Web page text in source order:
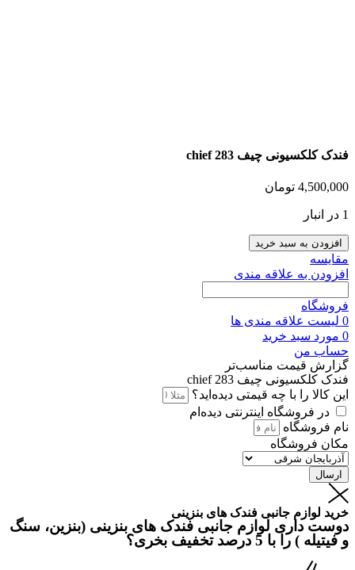
فندک کلکسیونی چیف chief 283
4,500,000 تومان
1 در انبار
افزودن به سبد خرید
مقايسه
افزودن به علاقه مندی
فروشگاه
0 لیست علاقه مندی ها
0 مورد سبد خرید
حساب من
گزارش قیمت مناسب‌تر
فندک کلکسیونی چیف chief 283
این کالا را با چه قیمتی دیده‌اید؟
در فروشگاه اینترنتی دیده‌ام
نام فروشگاه
مکان فروشگاه
ارسال
خرید لوازم جانبی فندک های بنزینی
دوست داری لوازم جانبی فندک های بنزینی (بنزین، سنگ
و فیتیله ) را با 5 درصد تخفیف بخری؟